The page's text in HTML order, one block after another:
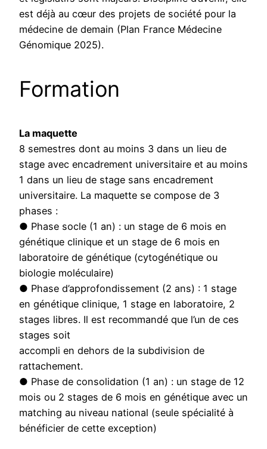
est déjà au cœur des projets de société pour la
médecine de demain (Plan France Médecine
Génomique 2025).
Formation
La maquette
8 semestres dont au moins 3 dans un lieu de
stage avec encadrement universitaire et au moins
1 dans un lieu de stage sans encadrement
universitaire. La maquette se compose de 3
phases :
● Phase socle (1 an) : un stage de 6 mois en
génétique clinique et un stage de 6 mois en
laboratoire de génétique (cytogénétique ou
biologie moléculaire)
● Phase d’approfondissement (2 ans) : 1 stage
en génétique clinique, 1 stage en laboratoire, 2
stages libres. Il est recommandé que l’un de ces
stages soit
accompli en dehors de la subdivision de
rattachement.
● Phase de consolidation (1 an) : un stage de 12
mois ou 2 stages de 6 mois en génétique avec un
matching au niveau national (seule spécialité à
bénéficier de cette exception)